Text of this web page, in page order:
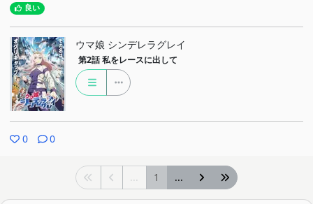
良い
ウマ娘 シンデレラグレイ
第2話 私をレースに出して
0 0
... 1 ...